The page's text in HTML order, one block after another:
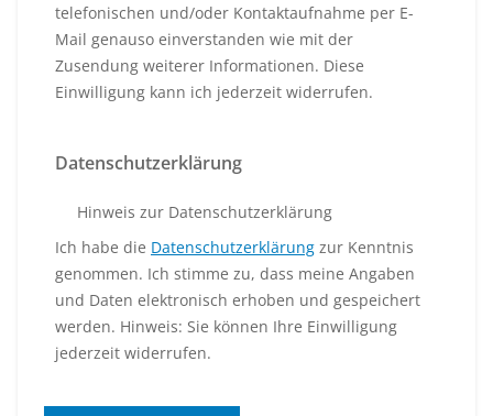
telefonischen und/oder Kontaktaufnahme per E-
Mail genauso einverstanden wie mit der
Zusendung weiterer Informationen. Diese
Einwilligung kann ich jederzeit widerrufen.
Datenschutzerklärung
Hinweis zur Datenschutzerklärung
Ich habe die Datenschutzerklärung zur Kenntnis
genommen. Ich stimme zu, dass meine Angaben
und Daten elektronisch erhoben und gespeichert
werden. Hinweis: Sie können Ihre Einwilligung
jederzeit widerrufen.